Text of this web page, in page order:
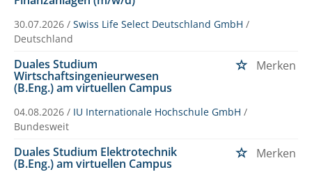
30.07.2026 / Swiss Life Select Deutschland GmbH /
Deutschland
Duales Studium
Wirtschaftsingenieurwesen
(B.Eng.) am virtuellen Campus
Merken
04.08.2026 / IU Internationale Hochschule GmbH /
Bundesweit
Duales Studium Elektrotechnik
(B.Eng.) am virtuellen Campus
Merken